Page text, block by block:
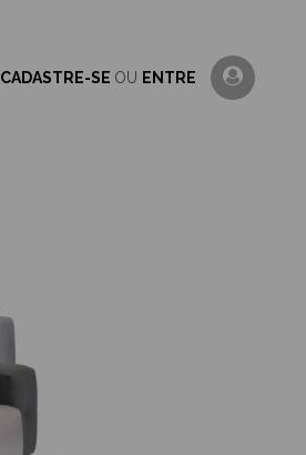
CADASTRE-SE OU ENTRE